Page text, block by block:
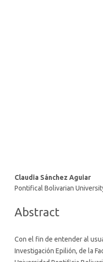
Main
Article
Claudia Sánchez Aguiar
Pontifical Bolivarian
Abstract
Con el fin de entender al
Investigación Epilión, de la